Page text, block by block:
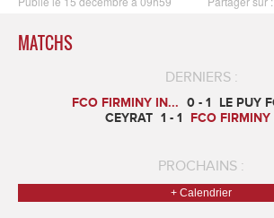
MATCHS
DERNIERS :
FCO FIRMINY IN... 0 - 1
LE PUY
CEYRAT 1 - 1 FCO FIRMINY
PROCHAINS :
+ Calendrier